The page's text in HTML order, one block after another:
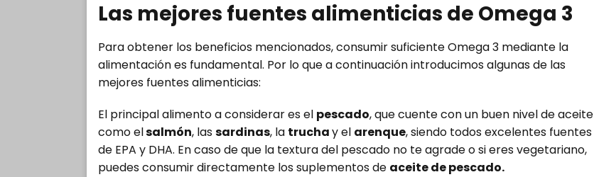
Las mejores fuentes alimenticias de Omega 3
Para obtener los beneficios mencionados, consumir suficiente Omega 3 mediante la
alimentación es fundamental. Por lo que a continuación introducimos algunas de las
mejores fuentes alimenticias:
El principal alimento a considerar es el pescado, que cuente con un buen nivel de aceite
como elsalmón, lassardinas, la truchay el arenque, siendo todos excelentes fuentes
de EPA y DHA. En caso de que la textura del pescado no te agrade o si eres vegetariano,
puedes consumir directamente los suplementos de aceite de pescado.